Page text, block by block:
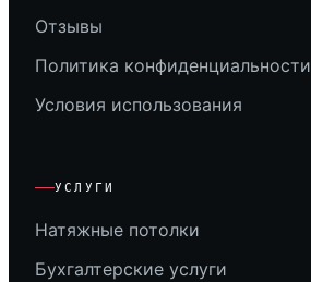
Отзывы
Политика конфиденциальности
Условия использования
УСЛУГИ
Натяжные потолки
Бухгалтерские услуги